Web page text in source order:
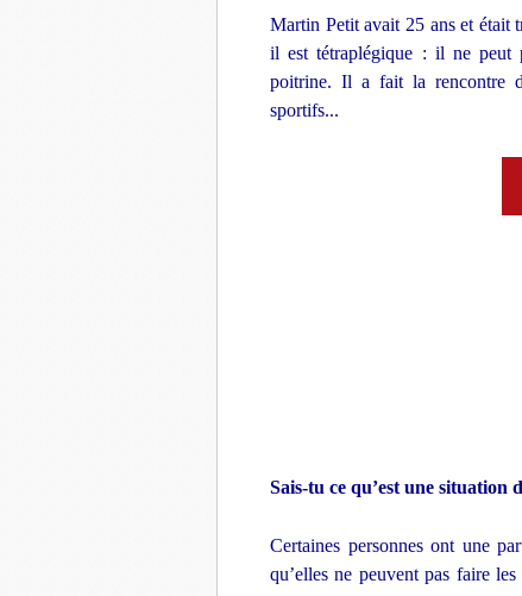
Martin Petit avait 25 ans et était
il est tétraplégique : il ne peut
poitrine. Il a fait la rencontre
sportifs...
Sais-tu ce qu’est une situation
Certaines personnes ont une
qu’elles ne peuvent pas faire